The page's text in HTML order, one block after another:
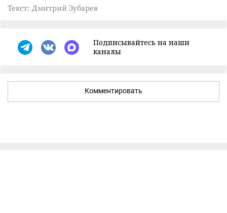
Текст: Дмитрий Зубарев
Подписывайтесь на наши
каналы
Комментировать